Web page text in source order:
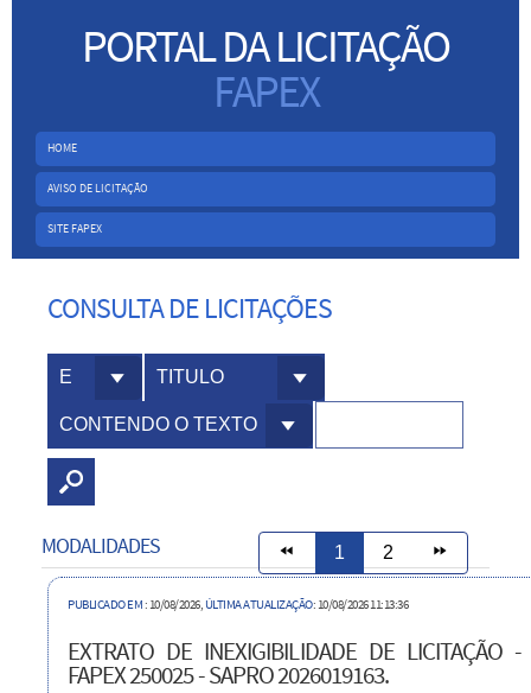
PORTAL DA LICITAÇÃO
FAPEX
HOME
AVISO DE LICITAÇÃO
SITE FAPEX
CONSULTA DE LICITAÇÕES
fast_rewind 1 2 fast_forward
PUBLICADO EM: 10/08/2026, ÚLTIMA ATUALIZAÇÃO: 10/08/2026 11:13:36
EXTRATO DE INEXIGIBILIDADE DE LICITAÇÃO
FAPEX 250025 - SAPRO 2026019163.
MODALIDADES